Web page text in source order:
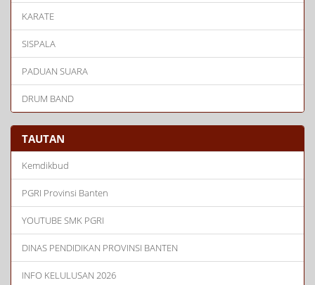
KARATE
SISPALA
PADUAN SUARA
DRUM BAND
TAUTAN
Kemdikbud
PGRI Provinsi Banten
YOUTUBE SMK PGRI
DINAS PENDIDIKAN PROVINSI BANTEN
INFO KELULUSAN 2026